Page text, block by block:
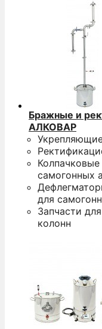
Бражные и
АЛКОВАР
самогонных
для
Запчасти
колонн